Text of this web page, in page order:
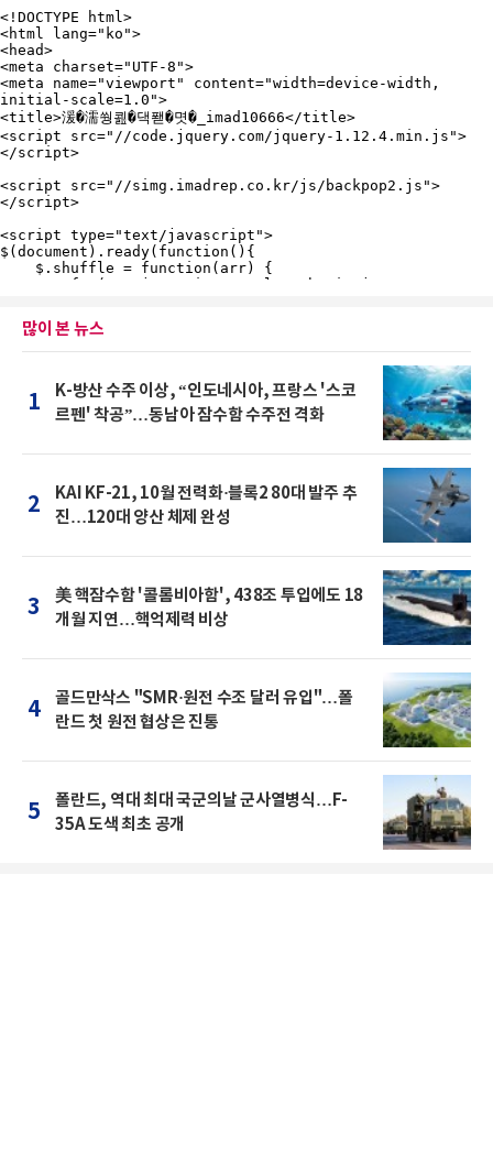
많이 본 뉴스
1
K-방산 수주 이상, “인도네시아, 프랑스 '스코
르펜' 착공”…동남아 잠수함 수주전 격화
2
KAI KF-21, 10월 전력화·블록2 80대 발주 추
진…120대 양산 체제 완성
3
美 핵잠수함 '콜롬비아함', 438조 투입에도 18
개월 지연…핵억제력 비상
4
골드만삭스 "SMR·원전 수조 달러 유입"…폴
란드 첫 원전 협상은 진통
5
폴란드, 역대 최대 국군의날 군사열병식…F-
35A 도색 최초 공개